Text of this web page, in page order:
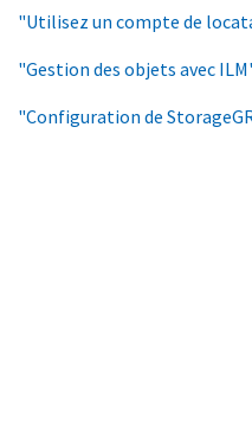
"Utilisez un compte de
"Gestion des objets avec
"Configuration de